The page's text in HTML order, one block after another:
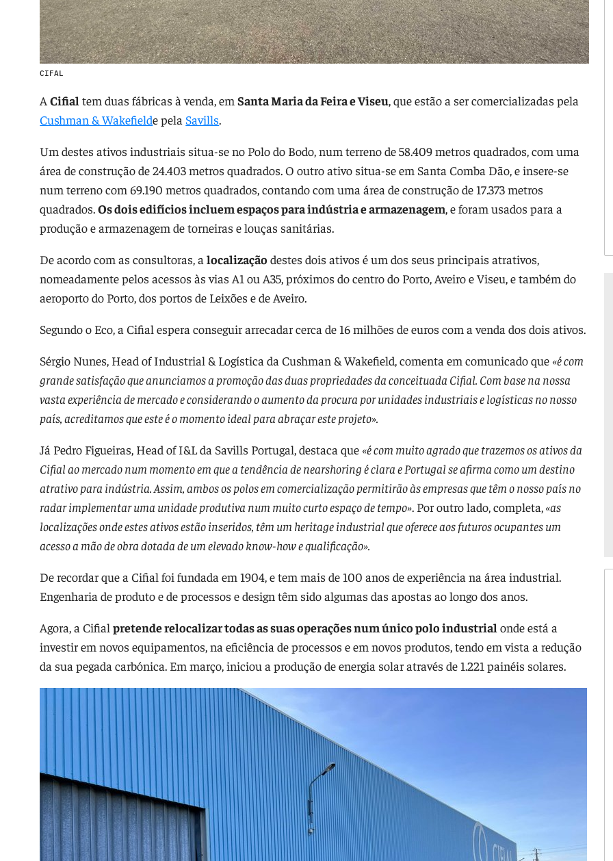
CIFAL
ACifial tem duas fábricas à venda, emSanta Maria da Feira e Viseu , que estão a ser comercializadas pela
Cushman & Wakefielde pela Savills
Um destes ativos industriais situa-se no Polo do Bodo, num terreno de 58.409 metros quadrados, com uma
área de construção de 24.403 metros quadrados. O outro ativo situa-se em Santa Comba Dão, e insere-se
num terreno com 69.190 metros quadrados, contando com uma área de construção de 17.373 metros
quadrados.Os dois edifícios incluem espaços para indústria e armazenagem , e foram usados para a
produção e armazenagem de torneiras e louças sanitárias.
De acordo com as consultoras, alocalização destes dois ativos é um dos seus principais atrativos,
nomeadamente pelos acessos às vias A1 ou A35, próximos do centro do Porto, Aveiro e Viseu, e também do
aeroporto do Porto, dos portos de Leixões e de Aveiro.
Segundo o Eco, a Cifial espera conseguir arrecadar cerca de 16 milhões de euros com a venda dos dois ativos.
Sérgio Nunes, Head of Industrial & Logística da Cushman & Wakefield, comenta em comunicado que «é com
grande satisfação que anunciamos a promoção das duas propriedades da conceituada Cifial. Com base na nossa
vasta experiência de mercado e considerando o aumento da procura por unidades industriais e logísticas no nosso
país, acreditamos que este é o momento ideal para abraçar este projeto».
Já Pedro Figueiras, Head of I&L da Savills Portugal, destaca que «é com muito agrado que trazemos os ativos da
Cifial ao mercado num momento em que a tendência de nearshoring é clara e Portugal se afirma como um destino
atrativo para indústria. Assim, ambos os polos em comercialização permitirão às empresas que têm o nosso país no
radar implementar uma unidade produtiva num muito curto espaço de tempo» . Por outro lado, completa, «as
localizações onde estes ativos estão inseridos, têm um heritage industrial que oferece aos futuros ocupantes um
acesso a mão de obra dotada de um elevado know-how e qualificação».
De recordar que a Cifial foi fundada em 1904, e tem mais de 100 anos de experiência na área industrial.
Engenharia de produto e de processos e design têm sido algumas das apostas ao longo dos anos.
Agora, a Cifialpretende relocalizar todas as suas operações num único polo industrial onde está a
investir em novos equipamentos, na eficiência de processos e em novos produtos, tendo em vista a redução
da sua pegada carbónica. Em março, iniciou a produção de energia solar através de 1.221 painéis solares.